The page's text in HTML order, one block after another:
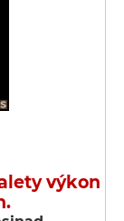
výkon